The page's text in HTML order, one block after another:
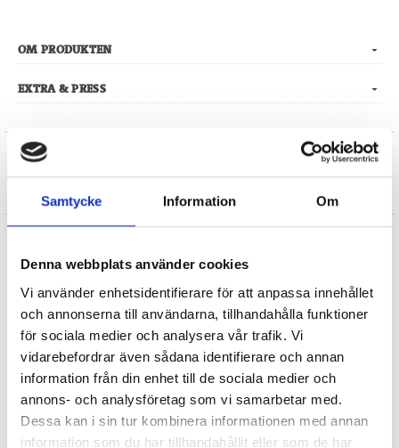
Samtycke Information Om
Denna webbplats använder cookies
Vi använder enhetsidentifierare för att anpassa innehållet
och annonserna till användarna, tillhandahålla funktioner
för sociala medier och analysera vår trafik. Vi
vidarebefordrar även sådana identifierare och annan
information från din enhet till de sociala medier och
annons- och analysföretag som vi samarbetar med.
Dessa kan i sin tur kombinera informationen med annan
information som du har tillhandahållit eller som de har
OM PRODUKTEN
EXTRA & PRESS
Om författaren
ADAAM
Böcker från samma författare
Böcker inom samma kategori